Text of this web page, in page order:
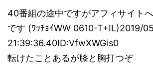
40番組の途中ですがアフィサイト
です (ﾜｯﾁｮｲWW 0610-T+IL)2019/
21:39:36.40ID:VfwXWGis0
転けたことあるが膝と胸打つぞ